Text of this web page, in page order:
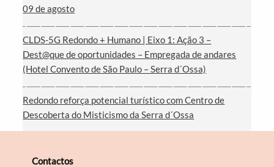
09 de agosto
CLDS-5G Redondo + Humano | Eixo 1: Ação 3 –
Dest@que de oportunidades – Empregada de andares
(Hotel Convento de São Paulo – Serra d´Ossa)
Redondo reforça potencial turístico com Centro de
Descoberta do Misticismo da Serra d´Ossa
Contactos